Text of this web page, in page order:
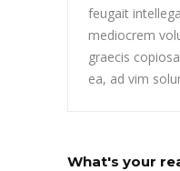
feugait
mediocrem
graecis
ea, ad vim
What's your